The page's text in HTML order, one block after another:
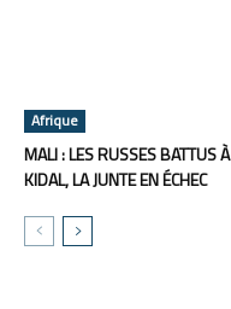
Afrique
MALI : LES RUSSES BATTUS À
KIDAL, LA JUNTE EN ÉCHEC